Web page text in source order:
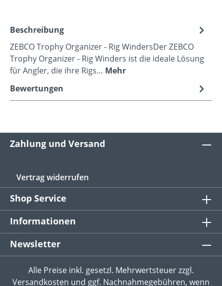
Beschreibung
ZEBCO Trophy Organizer - Rig WindersDer ZEBCO
Trophy Organizer - Rig Winders ist die ideale Lösung
für Angler, die ihre Rigs… Mehr
Bewertungen
Zahlung und Versand
Vertrag widerrufen
Shop Service
Informationen
Newsletter
Alle Preise inkl. gesetzl. Mehrwertsteuer zzgl.
Versandkosten und ggf. Nachnahmegebühren, wenn